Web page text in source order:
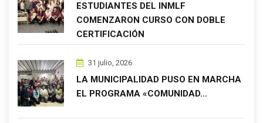
ESTUDIANTES DEL INMLF
COMENZARON CURSO CON DOBLE
CERTIFICACIÓN
31 julio, 2026
LA MUNICIPALIDAD PUSO EN MARCHA
EL PROGRAMA «COMUNIDAD…